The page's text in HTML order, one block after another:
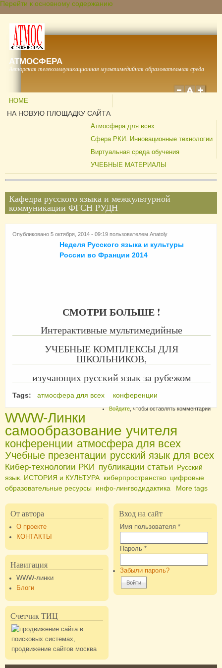
Перейти к основному содержанию
АТМОСФЕРА
Авторская телекоммуникационная мультимедийная образовательная среда
HOME
НА НОВУЮ ПЛОЩАДКУ САЙТА
Атмосфера для всех
Сфера РКИ. Инновационные технологии
Виртуальная среда обучения
УЧЕБНЫЕ МАТЕРИАЛЫ
Кафедра русского языка и межкультурной
коммуникации ФГСН РУДН
Опубликовано 5 октября, 2014 - 09:19 пользователем Anatoly
Неделя Русского языка и культуры
России во Франции 2014
СМОТРИ БОЛЬШЕ !
Интерактивные мультимедийные
УЧЕБНЫЕ КОМПЛЕКСЫ ДЛЯ
ШКОЛЬНИКОВ,
изучающих русский язык за рубежом
Tags: атмосфера для всех конференции
Войдите, чтобы оставлять комментарии
WWW-Линки
самообразование учителя
конференции атмосфера для всех
Учебные презентации русский язык для всех
Кибер-технологии РКИ публикации статьи Русский
язык. ИСТОРИЯ и КУЛЬТУРА киберпространство цифровые
образовательные ресурсы
инфо-лингводидактика More tags
От автора
О проекте
КОНТАКТЫ
Навигация
WWW-линки
Блоги
Счетчик ТИЦ
Вход на сайт
Имя пользователя *
Пароль *
Забыли пароль?